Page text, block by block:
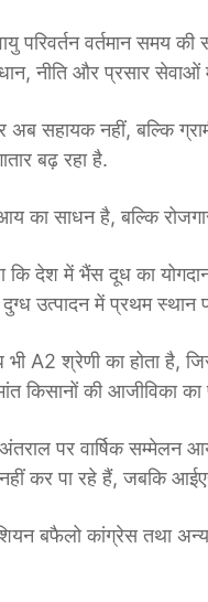
परिवर्तन वर्तमान समय
नीति और प्रसार सेवाओं
अब सहायक नहीं, बल्कि
बढ़ रहा है.
का साधन है, बल्कि
कि देश में भैंस दूध का
दुग्ध उत्पादन में प्रथम स्थान
भी A2 श्रेणी का होता
किसानों की आजीविका
अंतराल पर वार्षिक
कर पा रहे हैं, जबकि
बफैलो कांग्रेस तथा अन्य